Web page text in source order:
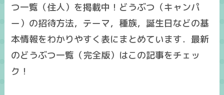
つ一覧（住人）を掲載中！どうぶつ（キャンパ
ー）の招待方法，テーマ，種族，誕生日などの基
本情報をわかりやすく表にまとめています．最新
のどうぶつ一覧（完全版）はこの記事をチェッ
ク！